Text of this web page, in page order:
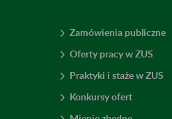
Zamówienia publiczne
Oferty pracy w ZUS
Praktyki i staże w ZUS
Konkursy ofert